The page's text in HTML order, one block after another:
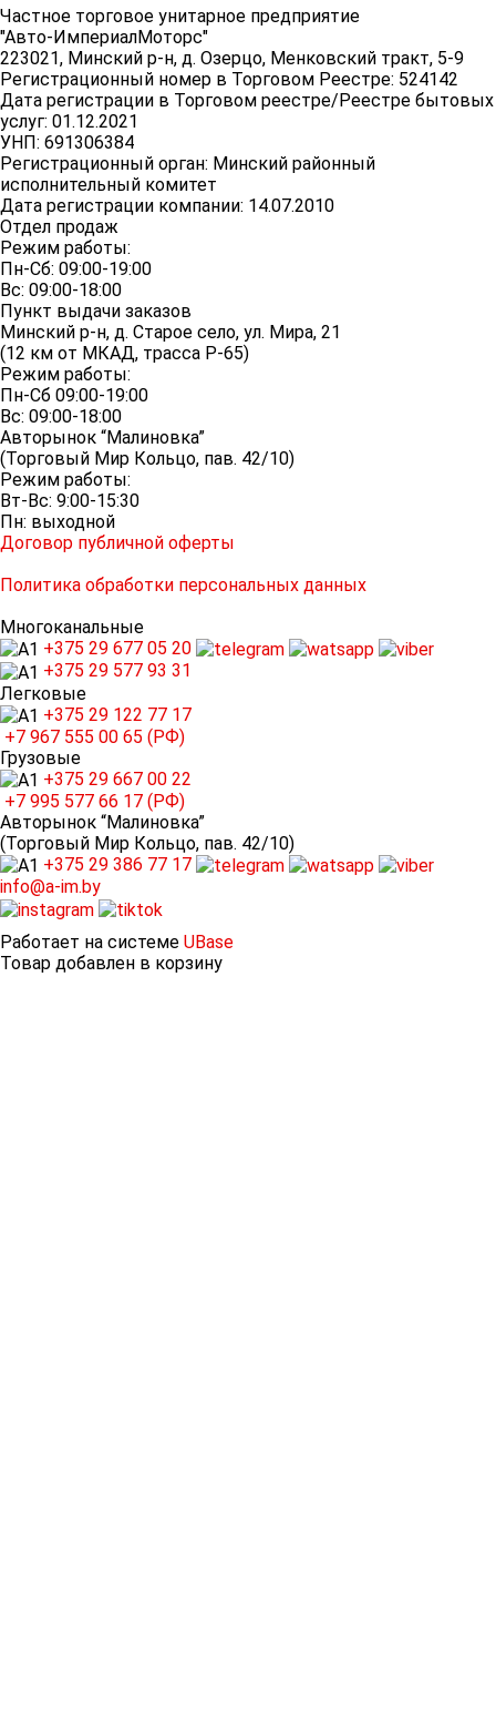
Частное торговое унитарное предприятие
"Авто-ИмпериалМоторс"
223021, Минский р-н, д. Озерцо, Менковский тракт, 5-9
Регистрационный номер в Торговом Реестре: 524142
Дата регистрации в Торговом реестре/Реестре бытовых
услуг: 01.12.2021
УНП: 691306384
Регистрационный орган: Минский районный
исполнительный комитет
Дата регистрации компании: 14.07.2010
Отдел продаж
Режим работы:
Пн-Сб: 09:00-19:00
Вс: 09:00-18:00
Пункт выдачи заказов
Минский р-н, д. Старое село, ул. Мира, 21
(12 км от МКАД, трасса P-65)
Режим работы:
Пн-Сб 09:00-19:00
Вс: 09:00-18:00
Авторынок “Малиновка”
(Торговый Мир Кольцо, пав. 42/10)
Режим работы:
Вт-Вс: 9:00-15:30
Пн: выходной
Договор публичной оферты
Политика обработки персональных данных
Многоканальные
+375 29 677 05 20
+375 29 577 93 31
Легковые
+375 29 122 77 17
+7 967 555 00 65 (РФ)
Грузовые
+375 29 667 00 22
+7 995 577 66 17 (РФ)
Авторынок “Малиновка”
(Торговый Мир Кольцо, пав. 42/10)
+375 29 386 77 17
info@a-im.by
Работает на системе UBase
Товар добавлен в корзину